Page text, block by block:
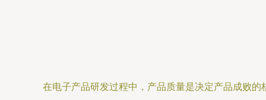
在电子产品研发过程中，产品质量是决定产品成败